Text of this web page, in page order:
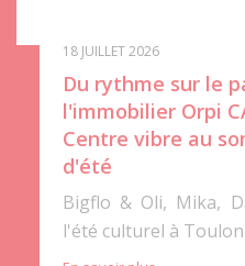
18 JUILLET 2026
Du rythme sur le
l'immobilier Orpi
Centre vibre au
d'été
Bigflo & Oli, Mika,
l'été culturel à Toulon